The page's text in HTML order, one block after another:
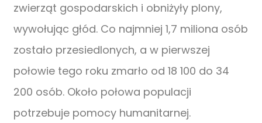
zwierząt gospodarskich i obniżyły plony,
wywołując głód. Co najmniej 1,7 miliona osób
zostało przesiedlonych, a w pierwszej
połowie tego roku zmarło od 18 100 do 34
200 osób. Około połowa populacji
potrzebuje pomocy humanitarnej.